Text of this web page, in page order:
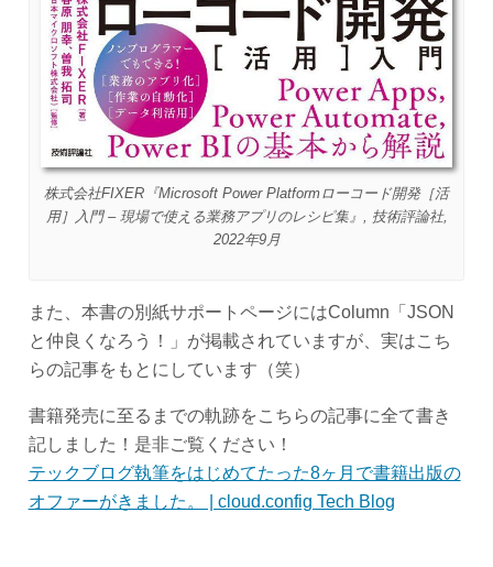
株式会社FIXER『Microsoft Power Platformローコード開発［活
用］入門 – 現場で使える業務アプリのレシピ集』, 技術評論社,
2022年9月
また、本書の別紙サポートページにはColumn「JSON
と仲良くなろう！」が掲載されていますが、実はこち
らの記事をもとにしています（笑）
書籍発売に至るまでの軌跡をこちらの記事に全て書き
記しました！是非ご覧ください！
テックブログ執筆をはじめてたった8ヶ月で書籍出版の
オファーがきました。 | cloud.config Tech Blog